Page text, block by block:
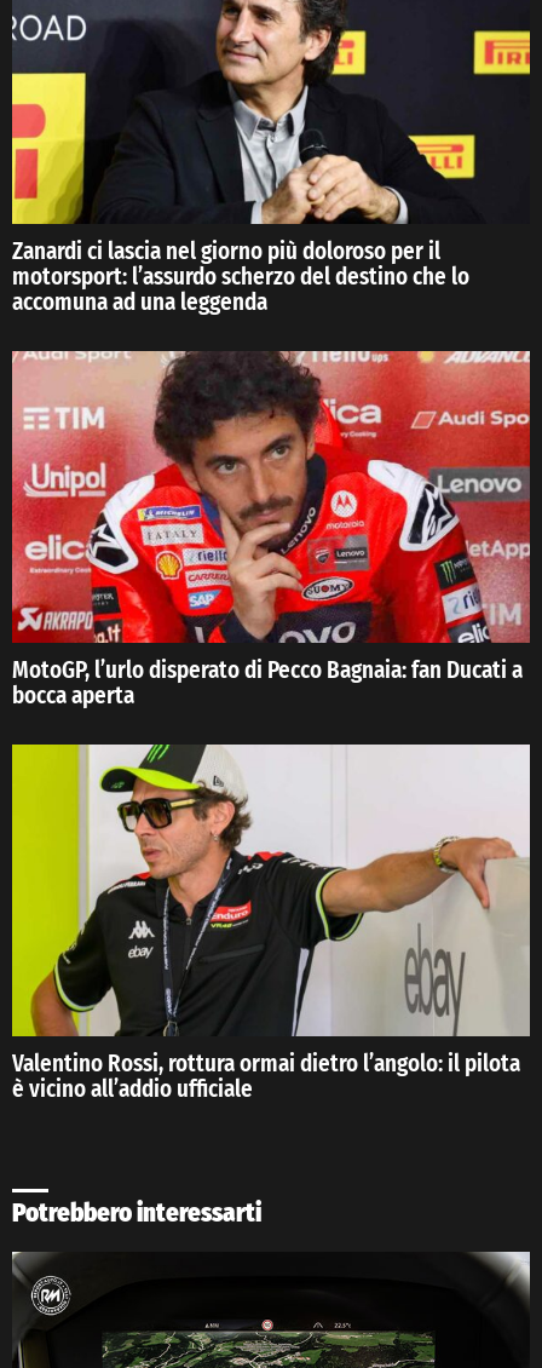
Zanardi ci lascia nel giorno più doloroso per il
motorsport: l’assurdo scherzo del destino che lo
accomuna ad una leggenda
MotoGP, l’urlo disperato di Pecco Bagnaia: fan Ducati a
bocca aperta
Valentino Rossi, rottura ormai dietro l’angolo: il pilota
è vicino all’addio ufficiale
Potrebbero interessarti